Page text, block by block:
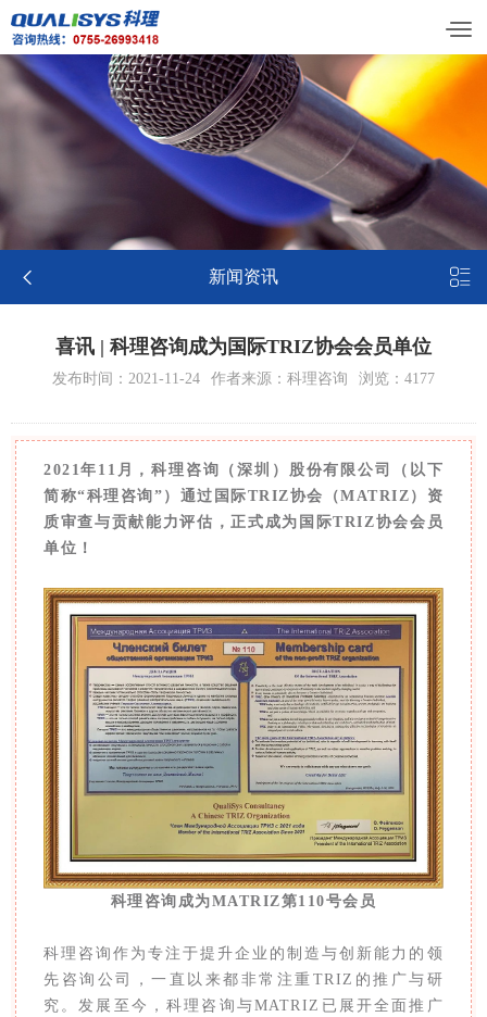
 新闻资讯 
喜讯 | 科理咨询成为国际TRIZ协会会员单位
发布时间：2021-11-24 作者来源：科理咨询 浏览：4177
2021年11月，科理咨询（深圳）股份有限公司（以下
简称“科理咨询”）通过国际TRIZ协会（MATRIZ）资
质审查与贡献能力评估，正式成为国际TRIZ协会会员
单位！
科理咨询成为MATRIZ第110号会员
科理咨询作为专注于提升企业的制造与创新能力的领
先咨询公司，一直以来都非常注重TRIZ的推广与研
究。发展至今，科理咨询与MATRIZ已展开全面推广